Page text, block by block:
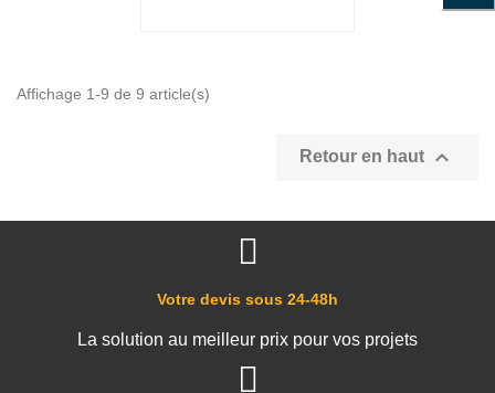
Affichage 1-9 de 9 article(s)
Retour en haut 
Votre devis sous 24-48h
La solution au meilleur prix pour vos projets